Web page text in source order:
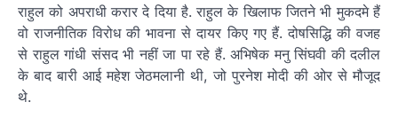
राहुल को अपराधी करार दे दिया है. राहुल के खिलाफ जितने भी मुकदमे हैं
वो राजनीतिक विरोध की भावना से दायर किए गए हैं. दोषसिद्धि की वजह
से राहुल गांधी संसद भी नहीं जा पा रहे हैं. अभिषेक मनु सिंघवी की दलील
के बाद बारी आई महेश जेठमलानी थी, जो पुरनेश मोदी की ओर से मौजूद
थे.